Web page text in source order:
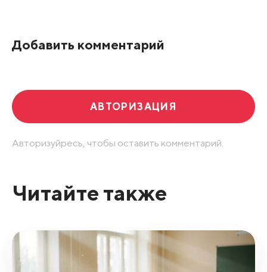
Добавить комментарий
АВТОРИЗАЦИЯ
Авторизуйресь, чтобы оставить комментарий.
Читайте также